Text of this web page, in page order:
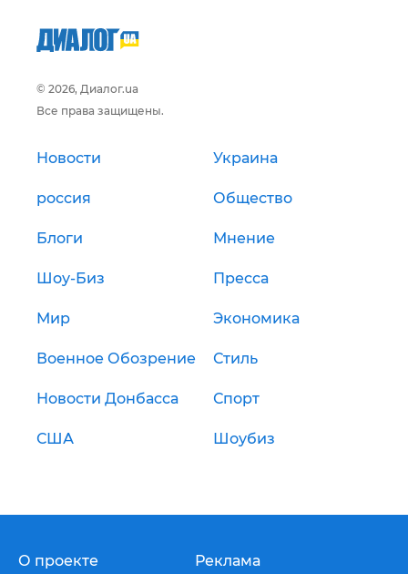
© 2026, Диалог.ua
Все права защищены.
Новости Украина
россия Общество
Блоги Мнение
Шоу-Биз Пресса
Мир Экономика
Военное Обозрение Стиль
Новости Донбасса Спорт
США Шоубиз
О проекте Реклама